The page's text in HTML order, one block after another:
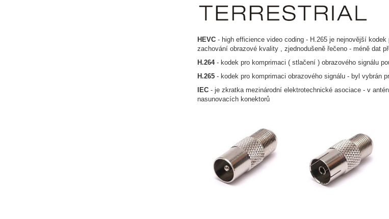
HEVC - high efficience video coding - H.265 je nejnovější
zachování obrazové kvality , zjednodušeně řečeno - méně dat
H.264- kodek pro komprimaci ( stlačení ) obrazového signálu
H.265 - kodek pro komprimaci obrazového signálu - byl vybrán
IEC - je zkratka mezinárodní elektrotechnické asociace - v
nasunovacích konektorů